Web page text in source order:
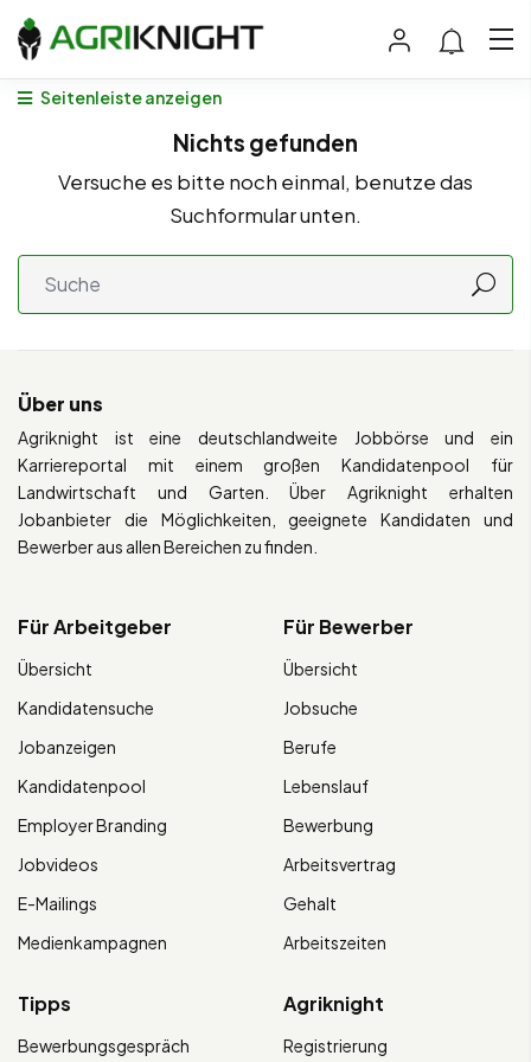
Seitenleiste anzeigen
Nichts gefunden
Versuche es bitte noch einmal, benutze das
Suchformular unten.
Über uns
Agriknight ist eine deutschlandweite Jobbörse und ein
Karriereportal mit einem großen Kandidatenpool für
Landwirtschaft und Garten. Über Agriknight erhalten
Jobanbieter die Möglichkeiten, geeignete Kandidaten und
Bewerber aus allen Bereichen zu finden.
Für Arbeitgeber
Übersicht
Kandidatensuche
Jobanzeigen
Kandidatenpool
Employer Branding
Jobvideos
E-Mailings
Medienkampagnen
Für Bewerber
Übersicht
Jobsuche
Berufe
Lebenslauf
Bewerbung
Arbeitsvertrag
Gehalt
Arbeitszeiten
Tipps
Bewerbungsgespräch
Agriknight
Registrierung